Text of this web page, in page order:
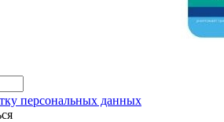
персональных данных